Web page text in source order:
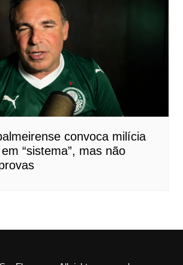
convoca milícia
“sistema”, mas não